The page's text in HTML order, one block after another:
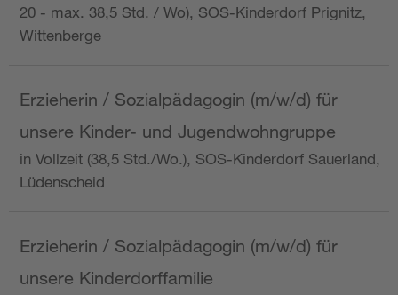
20 - max. 38,5 Std. / Wo), SOS-Kinderdorf Prignitz,
Wittenberge
Erzieherin / Sozialpädagogin (m/w/d) für
unsere Kinder- und Jugendwohngruppe
in Vollzeit (38,5 Std./Wo.), SOS-Kinderdorf Sauerland,
Lüdenscheid
Erzieherin / Sozialpädagogin (m/w/d) für
unsere Kinderdorffamilie